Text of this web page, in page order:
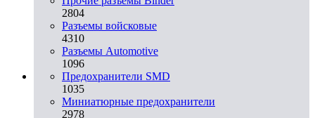
2804
Разъемы войсковые
4310
Разъeмы Automotive
1096
Предохранители SMD
1035
Миниатюрные предохранители
2978